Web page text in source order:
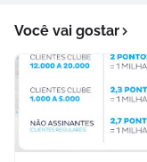
Você vai gostar